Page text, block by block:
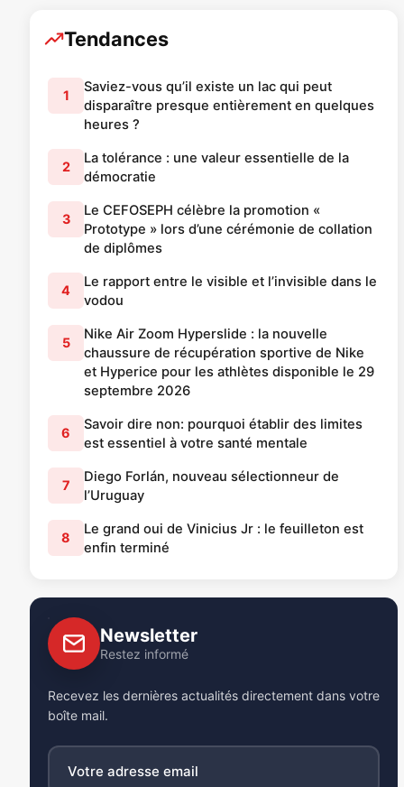
Tendances
1
Saviez-vous qu’il existe un lac qui peut
disparaître presque entièrement en quelques
heures ?
2
La tolérance : une valeur essentielle de la
démocratie
3
Le CEFOSEPH célèbre la promotion «
Prototype » lors d’une cérémonie de collation
de diplômes
4
Le rapport entre le visible et l’invisible dans le
vodou
5
Nike Air Zoom Hyperslide : la nouvelle
chaussure de récupération sportive de Nike
et Hyperice pour les athlètes disponible le 29
septembre 2026
6
Savoir dire non: pourquoi établir des limites
est essentiel à votre santé mentale
7
Diego Forlán, nouveau sélectionneur de
l’Uruguay
8
Le grand oui de Vinicius Jr : le feuilleton est
enfin terminé
Newsletter
Restez informé
Recevez les dernières actualités directement dans votre
boîte mail.